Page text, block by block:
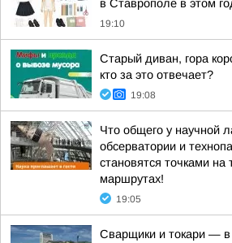
в Ставрополе в этом
19:10
Старый диван, гора
кто за это отвечает?
19:08
Что общего у научной
обсерватории и
становятся точками на
маршрутах!
19:05
Сварщики и токари — в